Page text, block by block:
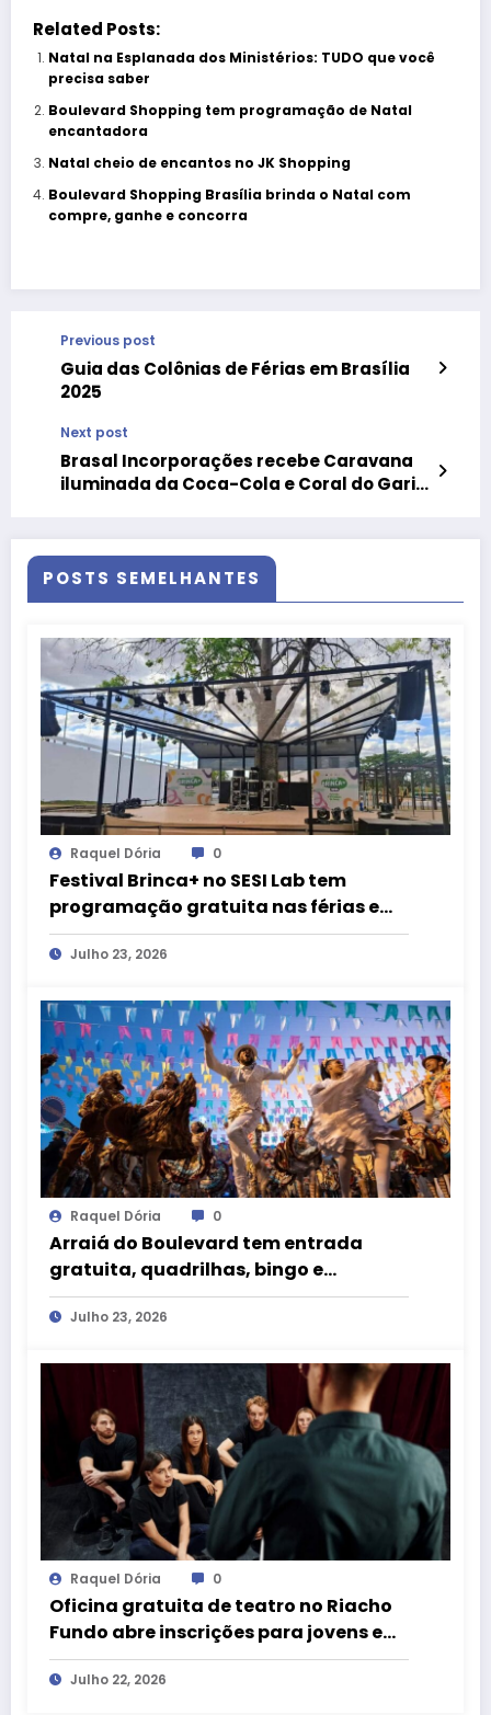
Related Posts:
Natal na Esplanada dos Ministérios: TUDO que você
precisa saber
Boulevard Shopping tem programação de Natal
encantadora
Natal cheio de encantos no JK Shopping
Boulevard Shopping Brasília brinda o Natal com
compre,​ ganhe e concorra
Previous post
Guia das Colônias de Férias em Brasília
2025
Next post
Brasal Incorporações recebe Caravana
iluminada da Coca-Cola e Coral do Gari
POSTS SEMELHANTES
Raquel Dória 0
Festival Brinca+ no SESI Lab tem
programação gratuita nas férias em
Brasília
Julho 23, 2026
Raquel Dória 0
Arraiá do Boulevard tem entrada
gratuita, quadrilhas, bingo e
atrações para crianças neste fim de
semana
Julho 23, 2026
Raquel Dória 0
Oficina gratuita de teatro no Riacho
Fundo abre inscrições para jovens e
adultos
Julho 22, 2026